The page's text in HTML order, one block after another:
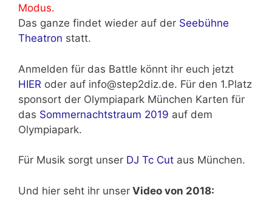
Modus.
Das ganze findet wieder auf der Seebühne
Theatron statt.
Anmelden für das Battle könnt ihr euch jetzt
HIER oder auf info@step2diz.de. Für den 1.Platz
sponsort der Olympiapark München Karten für
das Sommernachtstraum 2019 auf dem
Olympiapark.
Für Musik sorgt unser DJ Tc Cut aus München.
Und hier seht ihr unser Video von 2018: